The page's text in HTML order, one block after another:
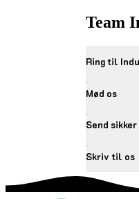
Team
Ring til
Mød os
Send
Skriv til os